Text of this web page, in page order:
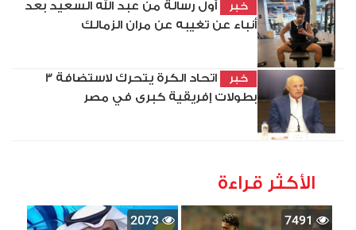
خبر
أول رسالة من عبد الله السعيد بعد
أنباء عن تغيبه عن مران الزمالك
خبر
اتحاد الكرة يتحرك لاستضافة 3
بطولات إفريقية كبرى في مصر
الأكثر قراءة
7491
2073